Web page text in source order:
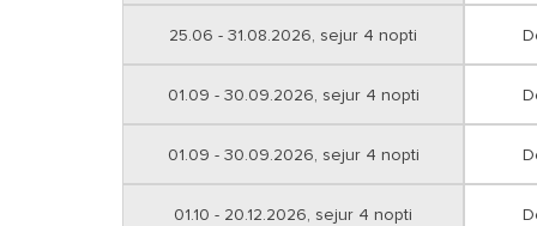
25.06 - 31.08.2026, sejur 4 nopti
01.09 - 30.09.2026, sejur 4 nopti
01.09 - 30.09.2026, sejur 4 nopti
01.10 - 20.12.2026, sejur 4 nopti